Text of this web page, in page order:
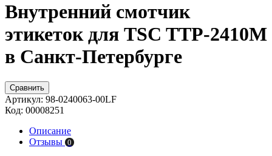
Внутренний смотчик
этикеток для TSC TTP-2410M
в Санкт-Петербурге
Сравнить
Артикул: 98-0240063-00LF
Код: 00008251
Описание
Отзывы 0